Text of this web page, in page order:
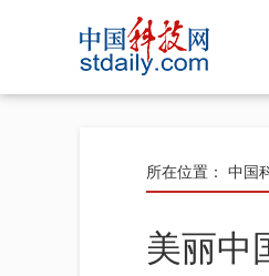
所在位置： 中国
美丽中